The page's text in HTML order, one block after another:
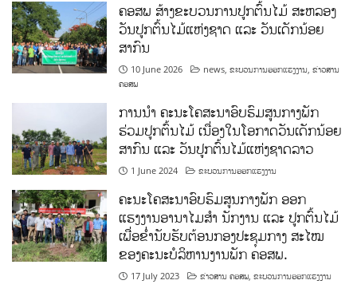
ຄອສພ ສ້າງຂະບວນການປູກຕົ້ນໄມ້ ສະຫລອງ
ວັນປູກຕົ້ນໄມ້ແຫ່ງຊາດ ແລະ ວັນເດັກນ້ອຍ
ສາກົນ
10 June 2026 news,ຂະບວນການອອກແຮງງານ,ຂ່າວສານ
ຄອສພ
ການນໍາ ຄະນະໂຄສະນາອົບຮົມສູນກາງພັກ
ຮ່ວມປູກຕົ້ນໄມ້ ເນື່ອງໃນໂອກາດວັນເດັກນ້ອຍ
ສາກົນ ແລະ ວັນປູກຕົ້ນໄມ້ແຫ່ງຊາດລາວ
1 June 2024 ຂະບວນການອອກແຮງງານ
ຄະນະໂຄສະນາອົບຮົມສູນກາງພັກ ອອກ
ແຮງງານອານາໄມສໍາ ນັກງານ ແລະ ປູກຕົ້ນໄມ້
ເພື່ອຂໍ່ານັບຮັບຕ້ອນກອງປະຊຸມກາງ ສະໄໝ
ຂອງຄະນະບໍລິຫານງານພັກ ຄອສພ.
17 July 2023 ຂ່າວສານ ຄອສພ,ຂະບວນການອອກແຮງງານ